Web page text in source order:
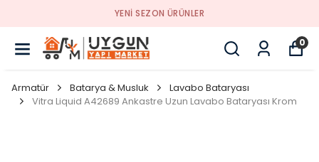
YENI SEZON ÜRÜNLER
0
Armatür Batarya & Musluk
Lavabo Bataryası
Vitra Liquid A42689 Ankastre Uzun Lavabo Bataryası Krom